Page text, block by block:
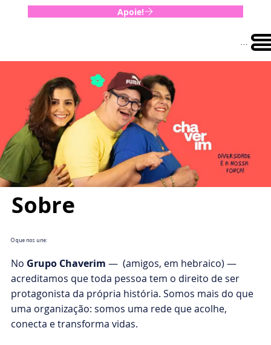
!Apoie
Menu
Sobre
O que nos une:
No Grupo Chaverim — (amigos, em hebraico) —
acreditamos que toda pessoa tem o direito de ser
protagonista da própria história. Somos mais do que
uma organização: somos uma rede que acolhe,
conecta e transforma vidas.